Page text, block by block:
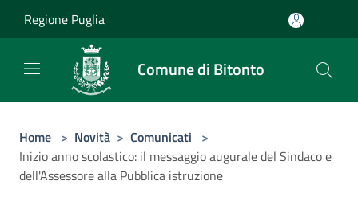
Regione Puglia
Comune di Bitonto
Home > Novità > Comunicati >
Inizio anno scolastico: il messaggio augurale del Sindaco e
dell'Assessore alla Pubblica istruzione